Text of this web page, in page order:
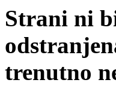
Strani ni
trenutno